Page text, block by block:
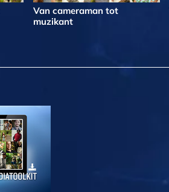
Van cameraman tot
muzikant